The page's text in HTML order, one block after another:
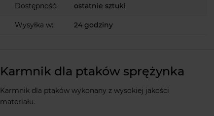
Dostępność: ostatnie sztuki
Wysyłka w: 24 godziny
Karmnik dla ptaków sprężynka
Karmnik dla ptaków wykonany z wysokiej jakości
materiału.